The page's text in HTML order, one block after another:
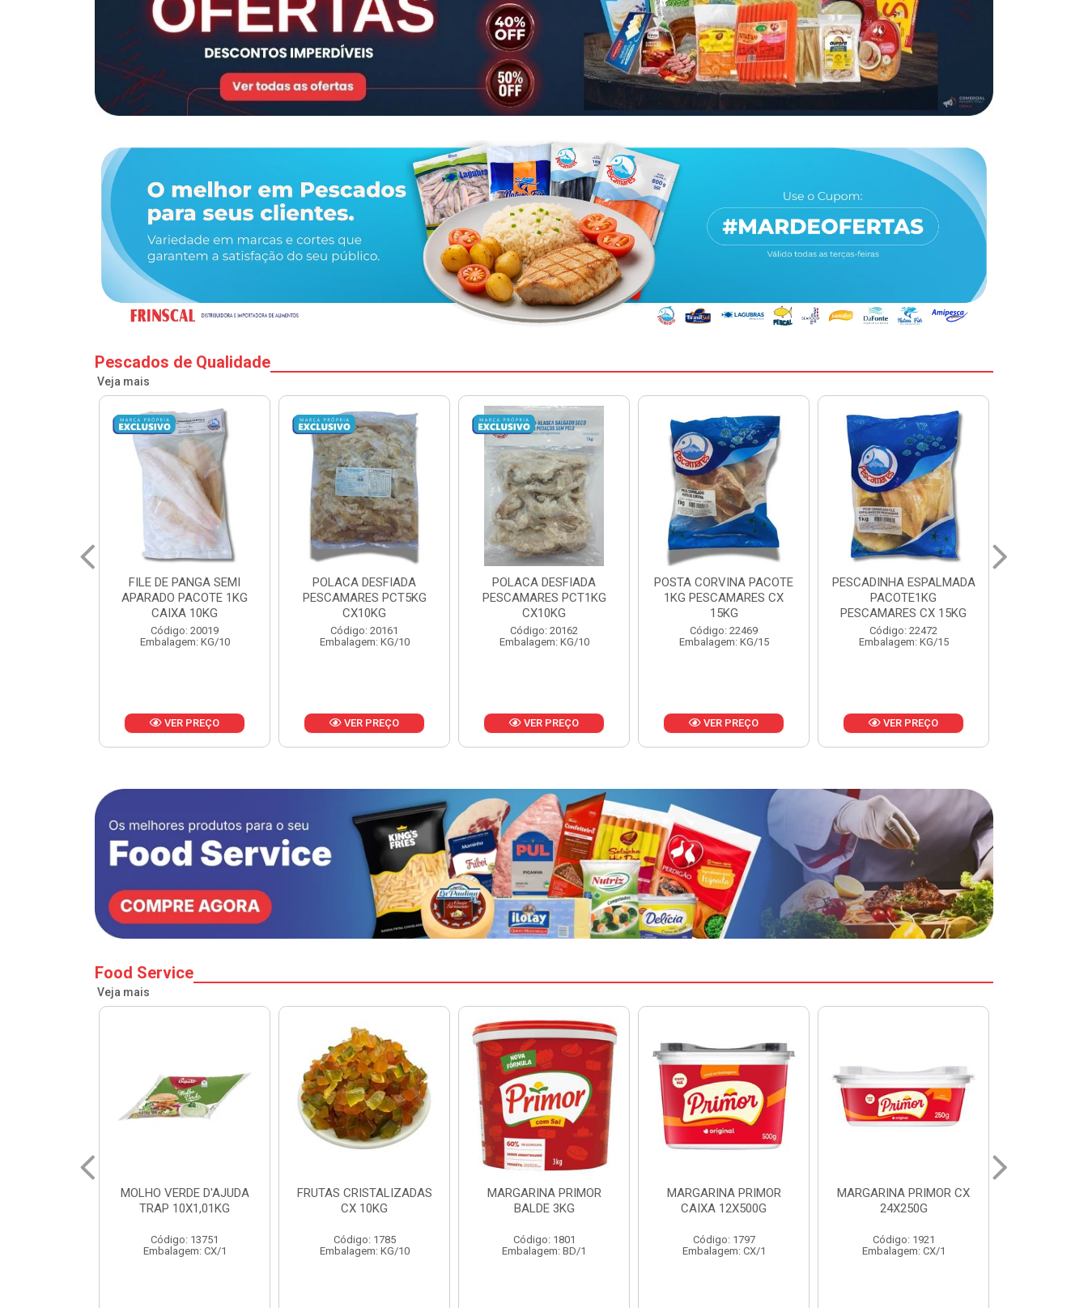
Pescados de Qualidade
Veja mais
POLACA DESFIADA
PESCAMARES PCT5KG
CX10KG
Código: 20161
Embalagem: KG/10
VER PREÇO
POLACA DESFIADA
PESCAMARES PCT1KG
CX10KG
Código: 20162
Embalagem: KG/10
VER PREÇO
POSTA CORVINA PACOTE
1KG PESCAMARES CX
15KG
Código: 22469
Embalagem: KG/15
VER PREÇO
PESCADINHA ESPALMADA
PACOTE1KG
PESCAMARES CX 15KG
Código: 22472
Embalagem: KG/15
VER PREÇO
FILE DE PANGA PREMIUM
PACOTE 1KG CAIXA 10KG
Código: 20021
Embalagem: KG/10
VER PREÇO
Food Service
Veja mais
FRUTAS CRISTALIZADAS
CX 10KG
Código: 1785
Embalagem: KG/10
MARGARINA PRIMOR
BALDE 3KG
Código: 1801
Embalagem: BD/1
MARGARINA PRIMOR
CAIXA 12X500G
Código: 1797
Embalagem: CX/1
MARGARINA PRIMOR CX
24X250G
Código: 1921
Embalagem: CX/1
MARGARINA DELICIA
CAIXA 24X250G
Código: 6958
Embalagem: CX/1